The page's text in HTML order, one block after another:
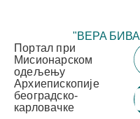
"ВЕРА
Портал при
Мисионарском
одељењу
Архиепископије
београдско-
карловачке